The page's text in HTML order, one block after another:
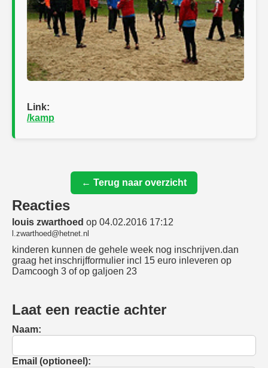
Link:
/kamp
← Terug naar overzicht
Reacties
louis zwarthoed op 04.02.2016 17:12
l.zwarthoed@hetnet.nl
kinderen kunnen de gehele week nog inschrijven.dan
graag het inschrijfformulier incl 15 euro inleveren op
Damcoogh 3 of op galjoen 23
Laat een reactie achter
Naam:
Email (optioneel):